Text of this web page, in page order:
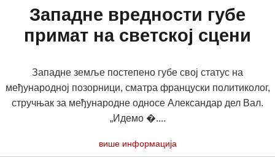
Западне вредности губе
примат на светској сцени
Западне земље постепено губе свој статус на
међународној позорници, сматра француски политиколог,
стручњак за међународне односе Александар дел Вал.
„Идемо �....
више информација